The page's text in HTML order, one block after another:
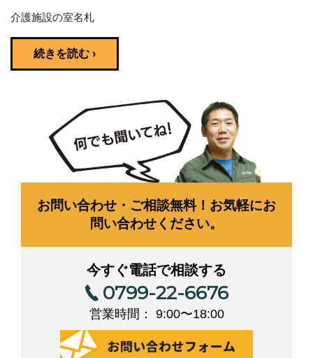
介護施設の室名札
続きを読む ›
お問い合わせ・ご相談無料！お気軽にお
問い合わせください。
今すぐ電話で相談する
0799-22-6676
営業時間： 9:00〜18:00